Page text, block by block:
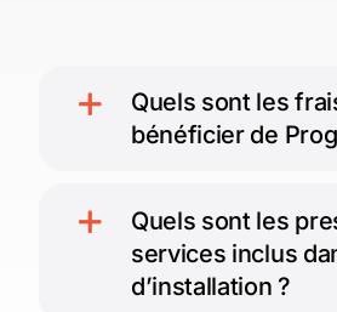
Quels sont les
bénéficier de
Quels sont les
services inclus
d’installation ?